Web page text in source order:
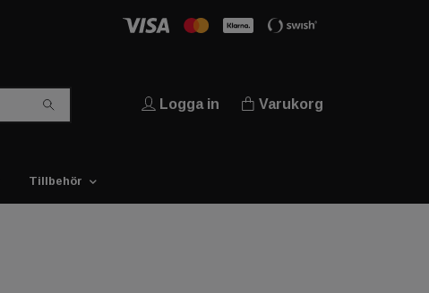
Logga in Varukorg
Tillbehör